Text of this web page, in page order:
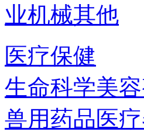
业机械其他
医疗保健
生命科学美容
兽用药品医